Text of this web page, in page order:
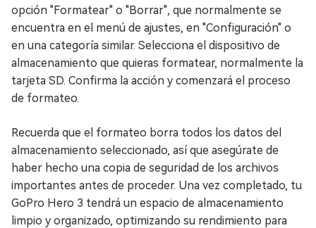
opción "Formatear" o "Borrar", que normalmente se
encuentra en el menú de ajustes, en "Configuración" o
en una categoría similar. Selecciona el dispositivo de
almacenamiento que quieras formatear, normalmente la
tarjeta SD. Confirma la acción y comenzará el proceso
de formateo.
Recuerda que el formateo borra todos los datos del
almacenamiento seleccionado, así que asegúrate de
haber hecho una copia de seguridad de los archivos
importantes antes de proceder. Una vez completado, tu
GoPro Hero 3 tendrá un espacio de almacenamiento
limpio y organizado, optimizando su rendimiento para